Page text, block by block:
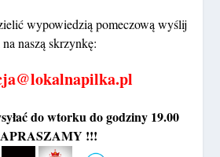
wypowiedzią pomeczowąwyślij
na naszą skrzynkę:
do wtorku do godziny 19.00
!!!